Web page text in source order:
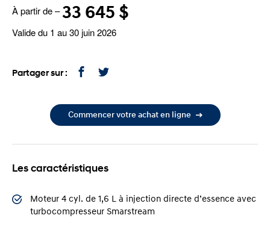
À partir de –33 645 $
Valide du 1 au 30 juin 2026
Partager sur :
Commencer votre achat en ligne
Les caractéristiques
Moteur 4 cyl. de 1,6 L à injection directe d’essence avec
turbocompresseur Smarstream